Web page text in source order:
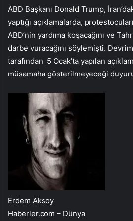
ABD Başkanı Donald Trump,
yaptığı açıklamalarda,
ABD’nin yardıma koşacağını ve
darbe vuracağını söylemişti.
tarafından, 5 Ocak’ta yapılan
müsamaha gösterilmeyeceği
Erdem Aksoy
Haberler.com – Dünya